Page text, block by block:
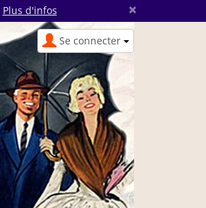
Plus d'infos ×
Se connecter